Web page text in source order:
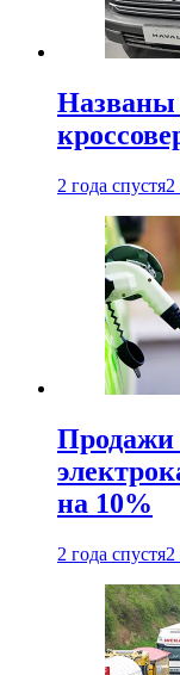
Названы
2 года спустя2
Продажи
на 10%
2 года спустя2